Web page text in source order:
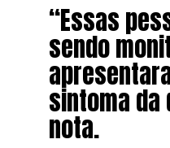
“Essas
sendo
sintoma da
nota.